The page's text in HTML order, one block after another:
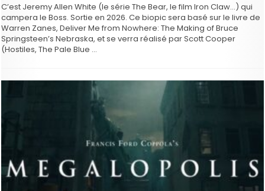
C’est Jeremy Allen White (le série The Bear, le film Iron Claw…) qui
campera le Boss. Sortie en 2026. Ce biopic sera basé sur le livre de
Warren Zanes, Deliver Me from Nowhere: The Making of Bruce
Springsteen’s Nebraska, et se verra réalisé par Scott Cooper
(Hostiles, The Pale Blue …